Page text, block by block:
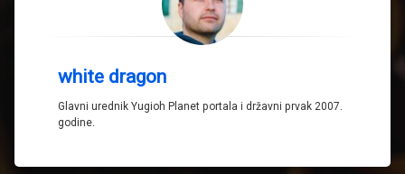
white dragon
Glavni urednik Yugioh Planet portala i državni prvak 2007.
godine.